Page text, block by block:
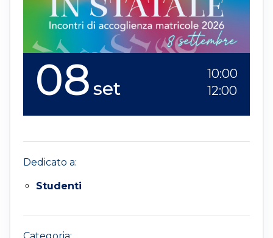
08set
10:00
12:00
Dedicato a:
Studenti